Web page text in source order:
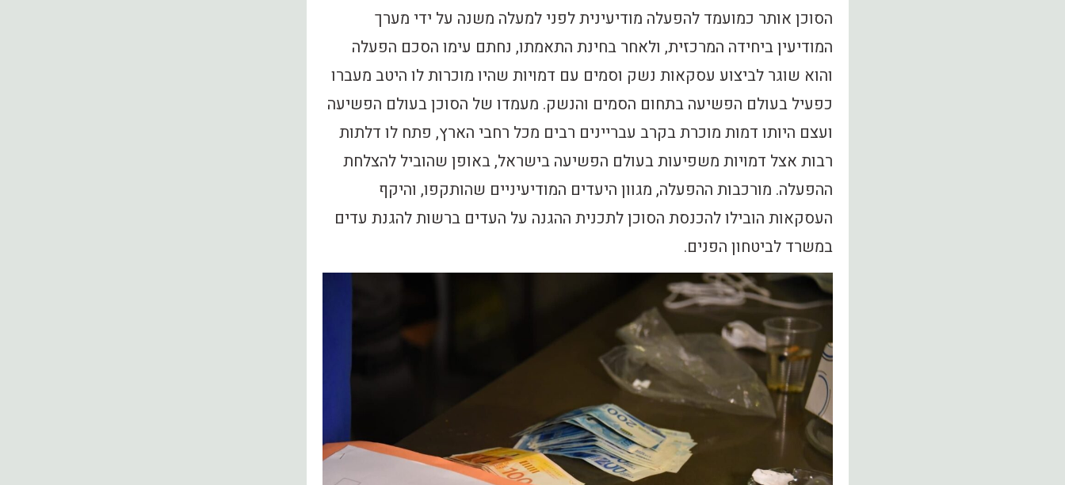
הסוכן אותר כמועמד להפעלה מודיעינית לפני למעלה משנה על ידי מערך
המודיעין ביחידה המרכזית, ולאחר בחינת התאמתו, נחתם עימו הסכם הפעלה
והוא שוגר לביצוע עסקאות נשק וסמים עם דמויות שהיו מוכרות לו היטב מעברו
כפעיל בעולם הפשיעה בתחום הסמים והנשק. מעמדו של הסוכן בעולם הפשיעה
ועצם היותו דמות מוכרת בקרב עבריינים רבים מכל רחבי הארץ, פתח לו דלתות
רבות אצל דמויות משפיעות בעולם הפשיעה בישראל, באופן שהוביל להצלחת
ההפעלה. מורכבות ההפעלה, מגוון היעדים המודיעיניים שהותקפו, והיקף
העסקאות הובילו להכנסת הסוכן לתכנית ההגנה על העדים ברשות להגנת עדים
במשרד לביטחון הפנים.